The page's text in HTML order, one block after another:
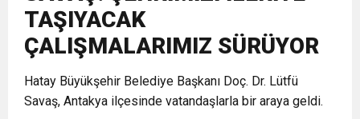
ve Onur Nişanesidir
CUMHURİYET BAYRAMI MESAJI
17:36 KURUMLAR VERGİSİ ERTELENDİ
1:00 İTSO İŞ-KUR SGK TOPLANTI
TAŞIYACAK
ÇALIŞMALARIMIZ SÜRÜYOR
Hatay Büyükşehir Belediye Başkanı Doç. Dr. Lütfü
Savaş, Antakya ilçesinde vatandaşlarla bir araya geldi.